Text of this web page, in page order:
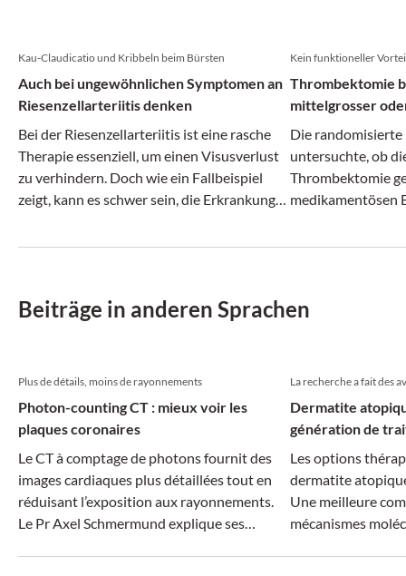
Kau-Claudicatio und Kribbeln beim Bürsten
Auch bei ungewöhnlichen Symptomen an
Riesenzellarteriitis denken
Bei der Riesenzellarteriitis ist eine rasche
Therapie essenziell, um einen Visusverlust
zu verhindern. Doch wie ein Fallbeispiel
zeigt, kann es schwer sein, die Erkrankung
Kein funktioneller
Thrombektomie
mittelgrosser
Hirnarterien
Die
untersuchte, ob
Thrombektomie
medikamentösen
Beiträge in anderen Sprachen
Plus de détails, moins de rayonnements
Photon-counting CT : mieux voir les
plaques coronaires
Le CT à comptage de photons fournit des
images cardiaques plus détaillées tout en
réduisant l’exposition aux rayonnements.
Le Pr Axel Schmermund explique ses
La recherche a fait des
Dermatite
génération de
Les options
dermatite
Une meilleure
mécanismes